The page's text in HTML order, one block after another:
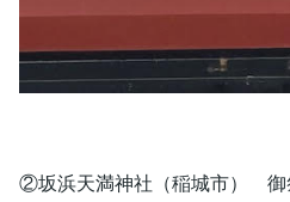
②坂浜天満神社（稲城市） 御